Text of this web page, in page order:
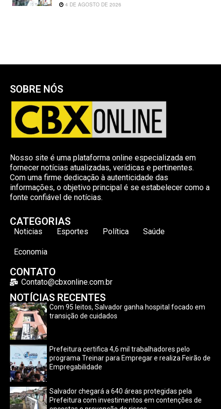
4 DE AGOSTO DE 2026
SOBRE NÓS
Nosso site é uma plataforma online especializada em
fornecer notícias atualizadas, verídicas e pertinentes.
Com uma firme dedicação à autenticidade das
informações, o objetivo principal é se estabelecer como a
fonte confiável de notícias.
CATEGORIAS
Noticias Esportes Política Saúde
Economia
CONTATO
Contato@cbxonline.com.br
NOTÍCIAS RECENTES
Com 95 leitos, Salvador ganha hospital focado em
transição de cuidados
Prefeitura certifica 4,6 mil trabalhadores pelo
programa Treinar para Empregar e realiza Feirão de
Empregabilidade
Salvador chegará a 640 áreas protegidas pela
Prefeitura com investimentos em contenções de